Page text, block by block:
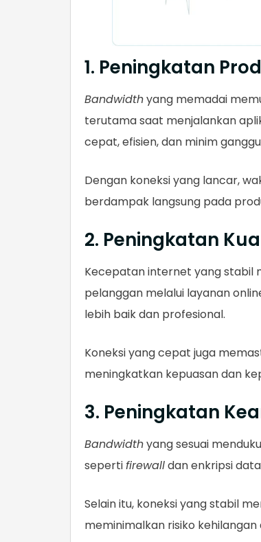
1. Peningkatan
Bandwidthyang memadai
terutama saat menjalankan
cepat, efisien, dan minim
Dengan koneksi yang lancar,
berdampak langsung pada
2. Peningkatan
Kecepatan internet yang stabil
pelanggan melalui layanan
lebih baik dan profesional.
Koneksi yang cepat juga
meningkatkan kepuasan dan
3. Peningkatan
Bandwidthyang sesuai
sepertifirewalldan enkripsi
Selain itu, koneksi yang stabil
meminimalkan risiko